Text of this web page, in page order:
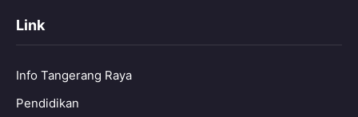
Link
Info Tangerang Raya
Pendidikan